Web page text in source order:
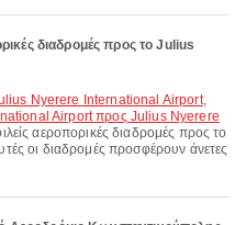
διαδρομές προς το Julius
Nyerere International Airport,
Airport προς Julius Nyerere
αεροπορικές διαδρομές προς το
οι διαδρομές προσφέρουν άνετες